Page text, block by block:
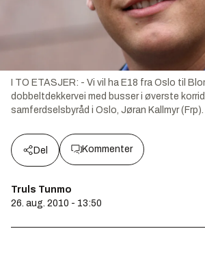
I TO ETASJER: - Vi vil ha E18 fra Oslo til
dobbeltdekkervei med busser i øverste
samferdselsbyråd i Oslo, Jøran Kallmyr (Frp).
Del Kommenter
Truls Tunmo
26. aug. 2010 - 13:50